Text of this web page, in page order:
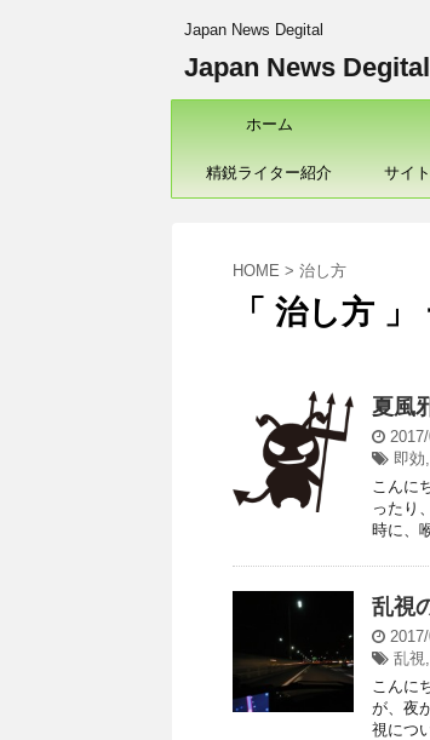
Japan News Degital
Japan News Degital
ホーム
精鋭ライター紹介 サイ
HOME > 治し方
「 治し方 」
夏風
即効,
こんに
ったり
時に、
乱視
乱視,
こんに
が、夜
視につ